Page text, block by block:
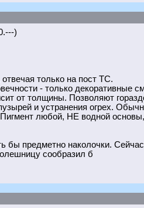
)
только на пост ТС.
- только декоративные
от толщины. Позволяют
и устранения огрех.
Пигмент любой, НЕ водной
бы предметно наколочки.
сообразил б